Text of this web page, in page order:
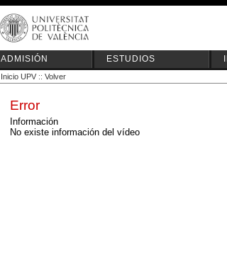
ADMISIÓN ESTUDIOS
Inicio UPV :: Volver
Error
Información
No existe información del vídeo